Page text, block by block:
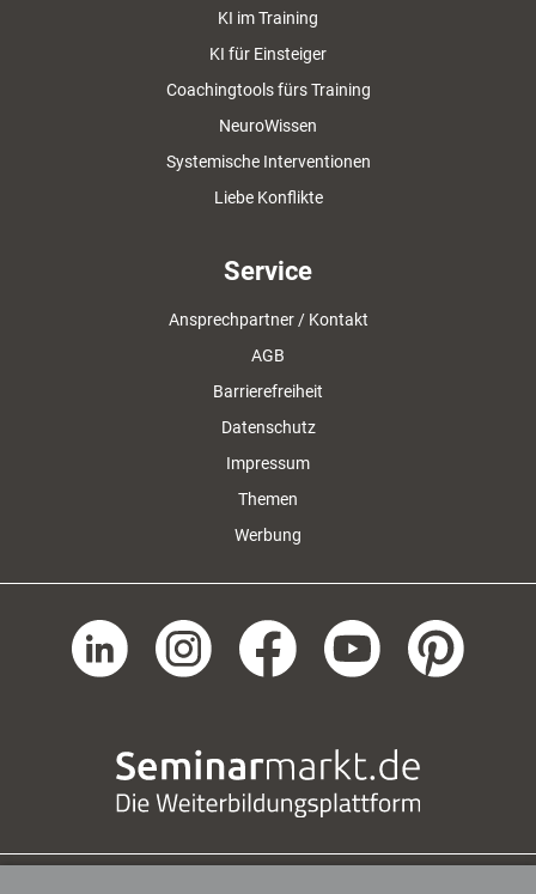
KI im Training
KI für Einsteiger
Coachingtools fürs Training
NeuroWissen
Systemische Interventionen
Liebe Konflikte
Service
Ansprechpartner / Kontakt
AGB
Barrierefreiheit
Datenschutz
Impressum
Themen
Werbung